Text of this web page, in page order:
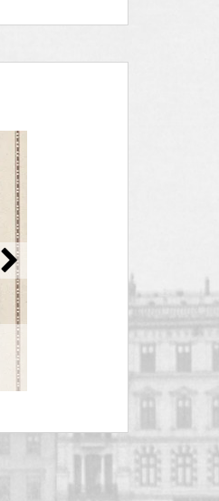
Wkładka
Stanisław